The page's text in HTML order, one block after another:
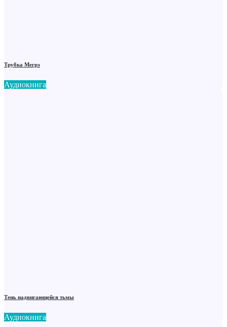
Трубка Мегрэ
Аудиокнига
Тень надвигающейся тьмы
Аудиокнига